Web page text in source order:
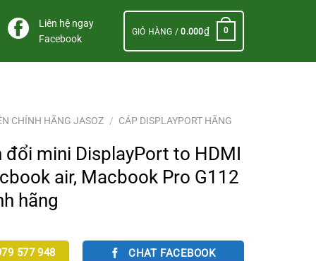
Liên hệ ngay
Facebook
GIỎ HÀNG /0.000₫ 0
CHÍNH HÃNG JASOZ / CÁP DISPLAYPORT HÃNG
đổi mini DisplayPort to HDMI
air, Macbook Pro G112
hãng
577 948 CHAT FACEBOOK